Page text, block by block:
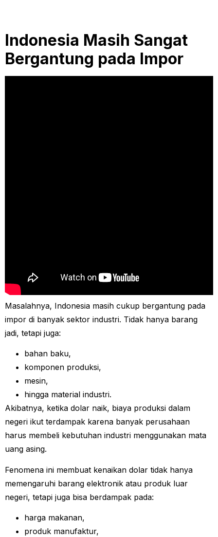
Indonesia Masih Sangat
Bergantung pada Impor
Masalahnya, Indonesia masih cukup bergantung pada
impor di banyak sektor industri. Tidak hanya barang
jadi, tetapi juga:
bahan baku,
komponen produksi,
mesin,
hingga material industri.
Akibatnya, ketika dolar naik, biaya produksi dalam
negeri ikut terdampak karena banyak perusahaan
harus membeli kebutuhan industri menggunakan mata
uang asing.
Fenomena ini membuat kenaikan dolar tidak hanya
memengaruhi barang elektronik atau produk luar
negeri, tetapi juga bisa berdampak pada:
harga makanan,
produk manufaktur,